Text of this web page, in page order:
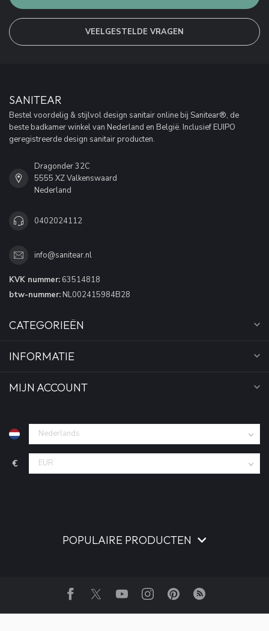
VEELGESTELDE VRAGEN
SANITEAR
Bestel voordelig & stijlvol design sanitair online bij Sanitear®, de
beste badkamer winkel van Nederland en België. Inclusief EUIPO
geregistreerde design sanitair producten.
Dragonder 32C
5555 XZ Valkenswaard
Nederland
0402024112
info@sanitear.nl
KVK nummer: 63514818
btw-nummer: NL002415984B28
CATEGORIEËN
INFORMATIE
MIJN ACCOUNT
€
POPULAIRE PRODUCTEN